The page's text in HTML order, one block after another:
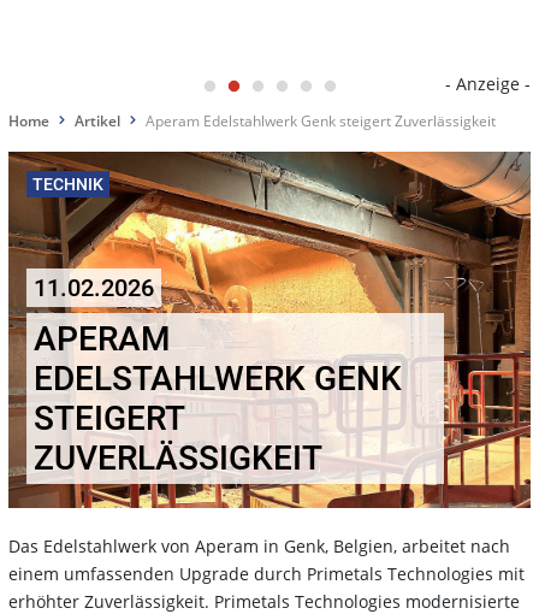
- Anzeige -
Home Artikel Aperam Edelstahlwerk Genk steigert Zuverlässigkeit
TECHNIK
11.02.2026
APERAM
EDELSTAHLWERK GENK
STEIGERT
ZUVERLÄSSIGKEIT
Das Edelstahlwerk von Aperam in Genk, Belgien, arbeitet nach
einem umfassenden Upgrade durch Primetals Technologies mit
erhöhter Zuverlässigkeit. Primetals Technologies modernisierte